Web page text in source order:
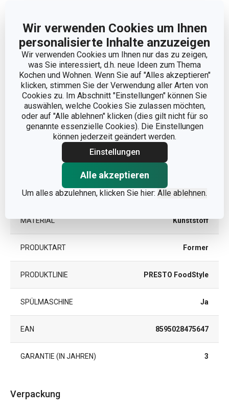
Wir verwenden Cookies um Ihnen
personalisierte Inhalte anzuzeigen
Wir verwenden Cookies um Ihnen nur das zu zeigen,
was Sie interessiert, d.h. neue Ideen zum Thema
Kochen und Wohnen. Wenn Sie auf "Alles akzeptieren"
klicken, stimmen Sie der Verwendung aller Arten von
Cookies zu. Im Abschnitt "Einstellungen" können Sie
auswählen, welche Cookies Sie zulassen möchten,
oder auf "Alle ablehnen" klicken (dies gilt nicht für so
genannte essenzielle Cookies). Die Einstellungen
können jederzeit geändert werden.
Einstellungen
Alle akzeptieren
Um alles abzulehnen, klicken Sie hier: Alle ablehnen.
Abmessungen
PRODUKTBREITE (CM) 7.5
PRODUKTHÖHE (CM) 6
PRODUKTLÄNGE (CM) 14.5
Andere Parameter
KATEGORIE Küchenhelfer
MATERIAL Kunststoff
PRODUKTART Former
PRODUKTLINIE PRESTO FoodStyle
SPÜLMASCHINE Ja
EAN 8595028475647
GARANTIE (IN JAHREN) 3
Verpackung